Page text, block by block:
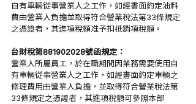
自有車輛從事營業人之工作，如經書面約定油料
費由營業人負擔並取得符合營業稅法第33條規定
之憑證者，其進項稅額准予扣抵銷項稅額。
台財稅第881902028號函規定：
營業人所屬員工，於在職期間因業務需要使用自
有車輛從事營業人之工作，如經書面約定車輛之
修理費用由營業人負擔，並取得符合營業稅法第
33條規定之憑證者，其進項稅額可參照本部